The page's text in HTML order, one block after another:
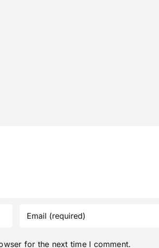
for the next time I comment.